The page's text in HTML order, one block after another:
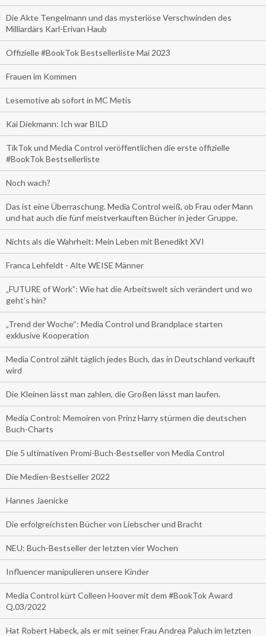
Die Akte Tengelmann und das mysteriöse Verschwinden des
Milliardärs Karl-Erivan Haub
Offizielle #BookTok Bestsellerliste Mai 2023
Frauen im Kommen
Lesemotive ab sofort in MC Metis
Kai Diekmann: Ich war BILD
TikTok und Media Control veröffentlichen die erste offizielle
#BookTok Bestsellerliste
Noch wach?
Das ist eine Überraschung. Media Control weiß, ob Frau oder Mann
und hat auch die fünf meistverkauften Bücher in jeder Gruppe.
Nichts als die Wahrheit: Mein Leben mit Benedikt XVI
Franca Lehfeldt - Alte WEISE Männer
„FUTURE of Work”: Wie hat die Arbeitswelt sich verändert und wo
geht’s hin?
„Trend der Woche“: Media Control und Brandplace starten
exklusive Kooperation
Media Control zählt täglich jedes Buch, das in Deutschland verkauft
wird
Die Kleinen lässt man zahlen, die Großen lässt man laufen.
Media Control: Memoiren von Prinz Harry stürmen die deutschen
Buch-Charts
Die 5 ultimativen Promi-Buch-Bestseller von Media Control
Die Medien-Bestseller 2022
Hannes Jaenicke
Die erfolgreichsten Bücher von Liebscher und Bracht
NEU: Buch-Bestseller der letzten vier Wochen
Influencer manipulieren unsere Kinder
Media Control kürt Colleen Hoover mit dem #BookTok Award
Q.03/2022
Hat Robert Habeck, als er mit seiner Frau Andrea Paluch im letzten